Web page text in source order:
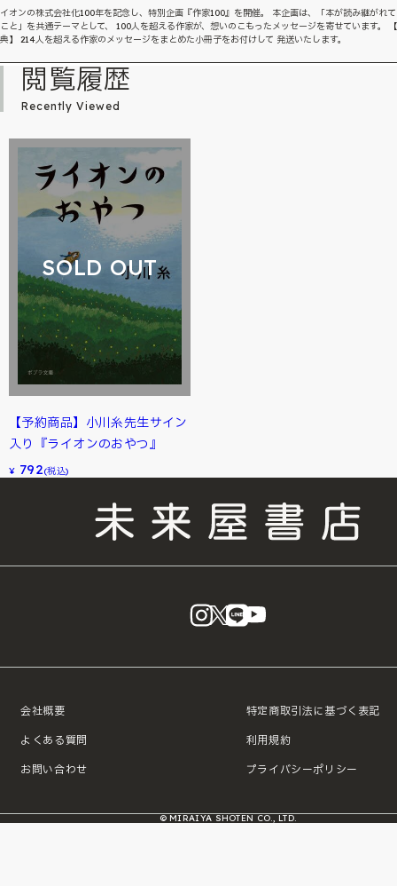
イオンの株式会社化100年を記念し、特別企画『作家100』を開催。 本企画は、「本が読み継がれ
こと」を共通テーマとして、 100人を超える作家が、想いのこもったメッセージを寄せています。
典】 214人を超える作家のメッセージをまとめた小冊子をお付けして 発送いたします。
閲覧履歴
Recently Viewed
SOLD OUT
【予約商品】小川糸先生サイン
入り『ライオンのおやつ』
¥ 792(税込)
instagram
X LINE
会社概要
よくある質問
お問い合わせ
特定商取引法に基づく表記
利用規約
プライバシーポリシー
© MIRAIYA SHOTEN CO., LTD.